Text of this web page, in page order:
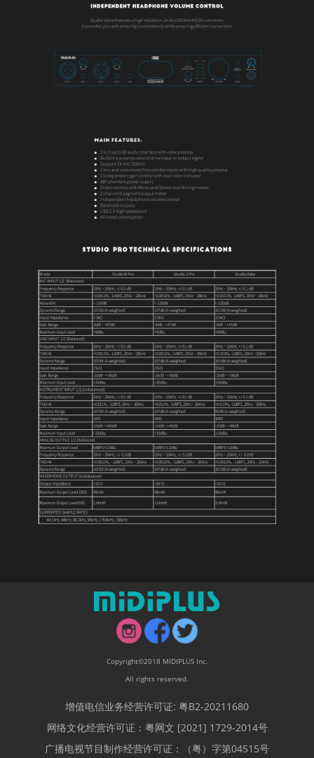
Copyright©2018 MIDIPLUS Inc.
All rights reserved.
增值电信业务经营许可证: 粤B2-20211680
网络文化经营许可证：粤网文 [2021] 1729-2014号
广播电视节目制作经营许可证：（粤）字第04515号